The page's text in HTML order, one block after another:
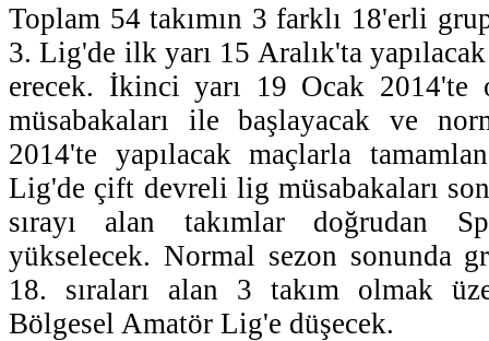
Toplam 54 takımın 3 farklı 18'erli
3. Lig'de ilk yarı 15 Aralık'ta
erecek. İkinci yarı 19 Ocak 2014'te
müsabakaları ile başlayacak ve
2014'te yapılacak maçlarla
Lig'de çift devreli lig müsabakaları
sırayı alan takımlar doğrudan
yükselecek. Normal sezon sonunda
18. sıraları alan 3 takım olmak
Bölgesel Amatör Lig'e düşecek.